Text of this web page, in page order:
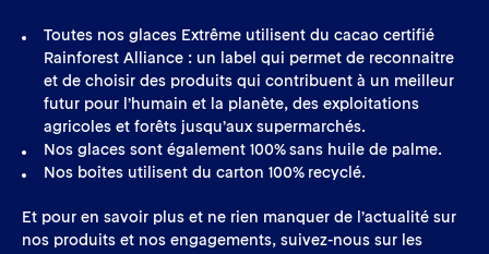
Toutes nos glaces Extrême utilisent du cacao certifié
Rainforest Alliance : un label qui permet de reconnaitre
et de choisir des produits qui contribuent à un meilleur
futur pour l’humain et la planète, des exploitations
agricoles et forêts jusqu’aux supermarchés.
Nos glaces sont également 100% sans huile de palme.
Nos boîtes utilisent du carton 100% recyclé.
Et pour en savoir plus et ne rien manquer de l’actualité sur
nos produits et nos engagements, suivez-nous sur les